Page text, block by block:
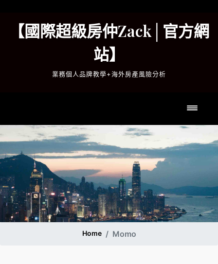
content【國際超級房仲Zack│官方網
站】
業務個人品牌教學+海外房產風險分析
Home Momo